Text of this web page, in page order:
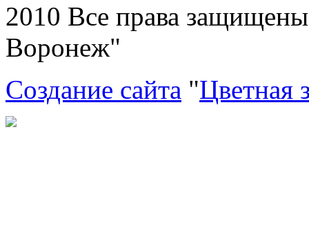
2010 Все права
Воронеж"
Создание сайта "Цветная